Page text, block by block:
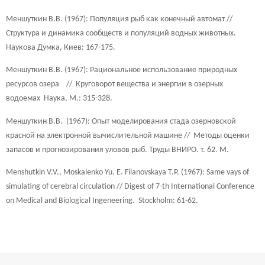
Меншуткин В.В. (1967): Популяция рыб как конечный автомат //
Структура и динамика сообществ и популяций водных животных.
Наукова Думка, Киев: 167-175.
Меншуткин В.В. (1967): Рациональное использование природных
ресурсов озера // Круговорот вещества и энергии в озерных
водоемах Наука, М.: 315-328.
Меншуткин В.В. (1967): Опыт моделирования стада озерновской
красной на электронной вычислительной машине // Методы оценки
запасов и прогнозирования уловов рыб. Труды ВНИРО. т. 62. M.
Menshutkin V.V., Moskalenko Yu. E. Filanovskaya T.P. (1967): Same vays of
simulating of cerebral circulation // Digest of 7-th International Conference
on Medical and Biological Ingeneering. Stockholm: 61-62.